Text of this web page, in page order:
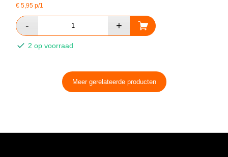
€5,95 p/1
2 op voorraad
Meer gerelateerde producten